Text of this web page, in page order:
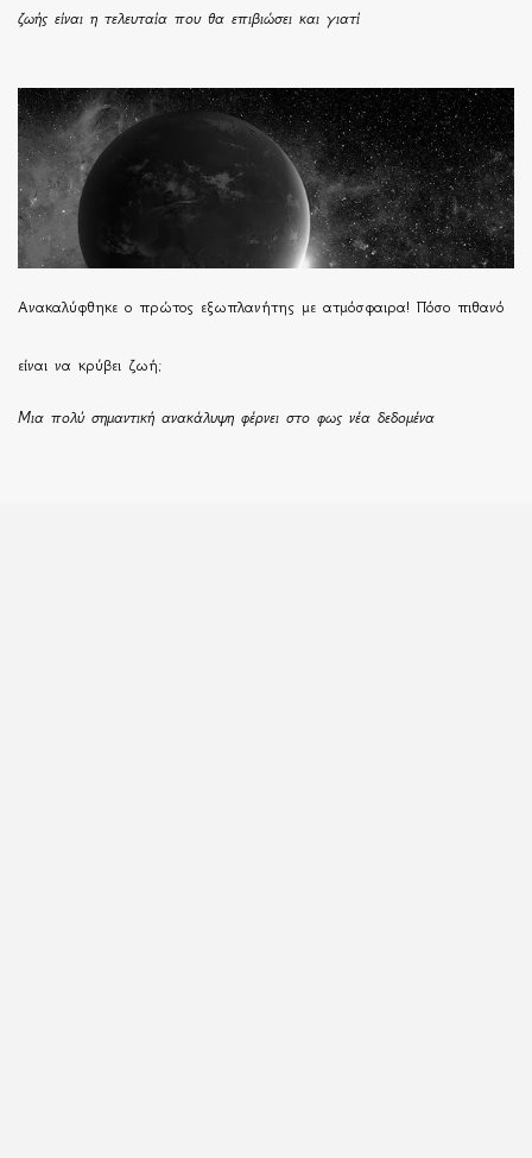
ζωής είναι η τελευταία που θα επιβιώσει και γιατί
Ανακαλύφθηκε ο πρώτος εξωπλανήτης με ατμόσφαιρα! Πόσο πιθανό
είναι να κρύβει ζωή;
Μια πολύ σημαντική ανακάλυψη φέρνει στο φως νέα δεδομένα